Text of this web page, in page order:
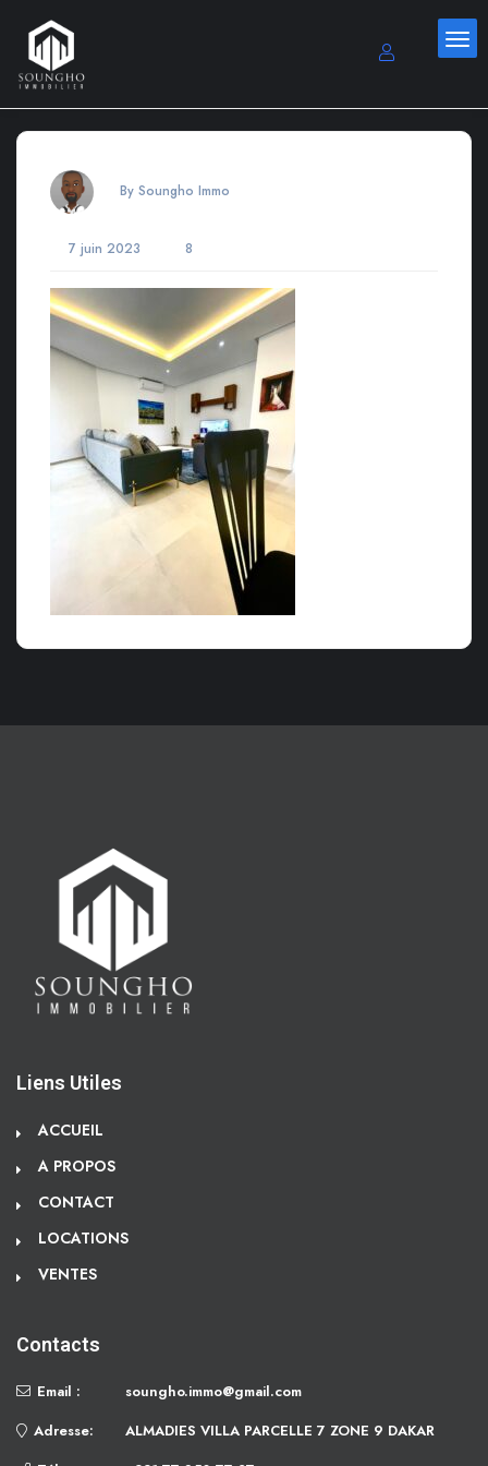
By Soungho Immo
7 juin 2023 8
Liens Utiles
ACCUEIL
A PROPOS
CONTACT
LOCATIONS
VENTES
Contacts
Email :
soungho.immo@gmail.com
Adresse:
ALMADIES VILLA PARCELLE 7 ZONE 9 DAKAR